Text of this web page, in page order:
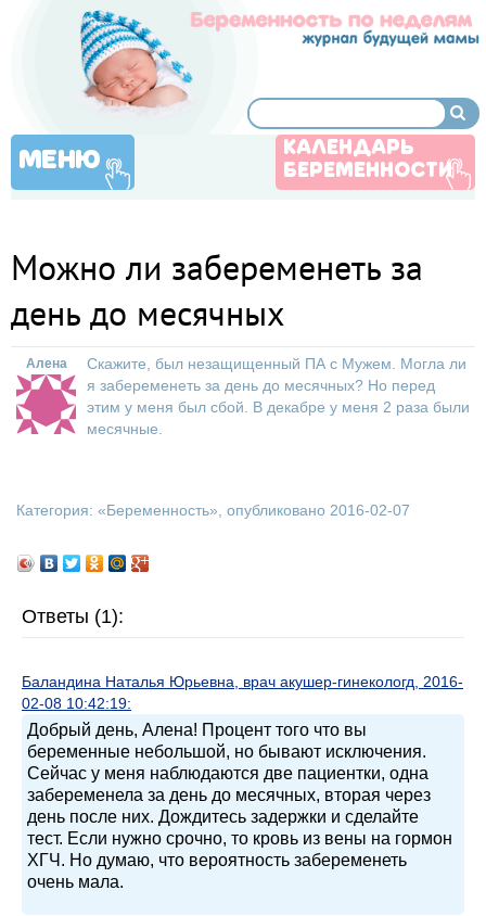
МЕНЮ
КАЛЕНДАРЬ
БЕРЕМЕННОСТИ
Можно ли забеременеть за
день до месячных
Алена
Скажите, был незащищенный ПА с Мужем. Могла ли
я забеременеть за день до месячных? Но перед
этим у меня был сбой. В декабре у меня 2 раза были
месячные.
Категория: «Беременность», опубликовано 2016-02-07
Ответы (1):
Баландина Наталья Юрьевна, врач акушер-гинекологд, 2016-
02-08 10:42:19:
Добрый день, Алена! Процент того что вы
беременные небольшой, но бывают исключения.
Сейчас у меня наблюдаются две пациентки, одна
забеременела за день до месячных, вторая через
день после них. Дождитесь задержки и сделайте
тест. Если нужно срочно, то кровь из вены на гормон
ХГЧ. Но думаю, что вероятность забеременеть
очень мала.